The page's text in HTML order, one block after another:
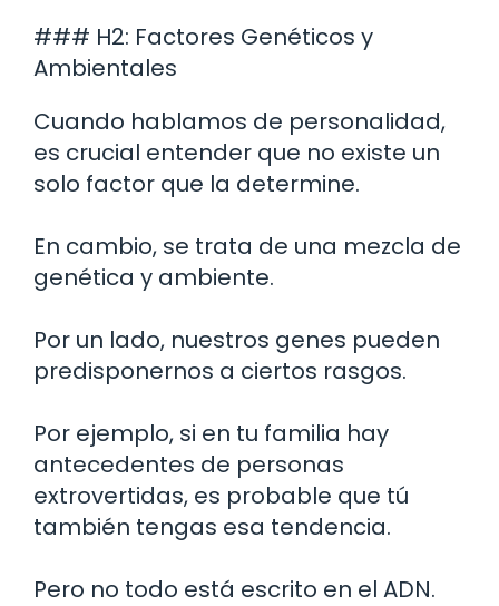
### H2: Factores Genéticos y
Ambientales
Cuando hablamos de personalidad,
es crucial entender que no existe un
solo factor que la determine.
En cambio, se trata de una mezcla de
genética y ambiente.
Por un lado, nuestros genes pueden
predisponernos a ciertos rasgos.
Por ejemplo, si en tu familia hay
antecedentes de personas
extrovertidas, es probable que tú
también tengas esa tendencia.
Pero no todo está escrito en el ADN.